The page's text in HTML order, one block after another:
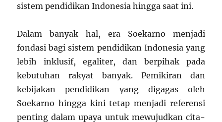
sistem pendidikan Indonesia hingga saat ini.
Dalam banyak hal, era Soekarno menjadi
fondasi bagi sistem pendidikan Indonesia yang
lebih inklusif, egaliter, dan berpihak pada
kebutuhan rakyat banyak. Pemikiran dan
kebijakan pendidikan yang digagas oleh
Soekarno hingga kini tetap menjadi referensi
penting dalam upaya untuk mewujudkan cita-